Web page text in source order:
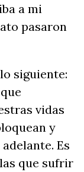
a mi
pasaron
siguiente:
vidas
y
Es
que sufrir